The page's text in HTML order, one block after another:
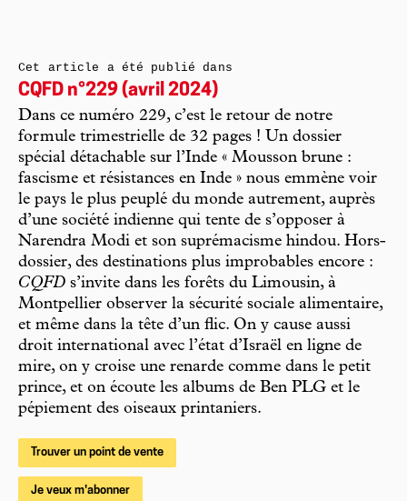
Cet article a été publié dans
CQFD n°229 (avril 2024)
Dans ce numéro 229, c’est le retour de notre
formule trimestrielle de 32 pages ! Un dossier
spécial détachable sur l’Inde « Mousson brune :
fascisme et résistances en Inde » nous emmène voir
le pays le plus peuplé du monde autrement, auprès
d’une société indienne qui tente de s’opposer à
Narendra Modi et son suprémacisme hindou. Hors-
dossier, des destinations plus improbables encore :
CQFD s’invite dans les forêts du Limousin, à
Montpellier observer la sécurité sociale alimentaire,
et même dans la tête d’un flic. On y cause aussi
droit international avec l’état d’Israël en ligne de
mire, on y croise une renarde comme dans le petit
prince, et on écoute les albums de Ben PLG et le
pépiement des oiseaux printaniers.
Trouver un point de vente
Je veux m'abonner